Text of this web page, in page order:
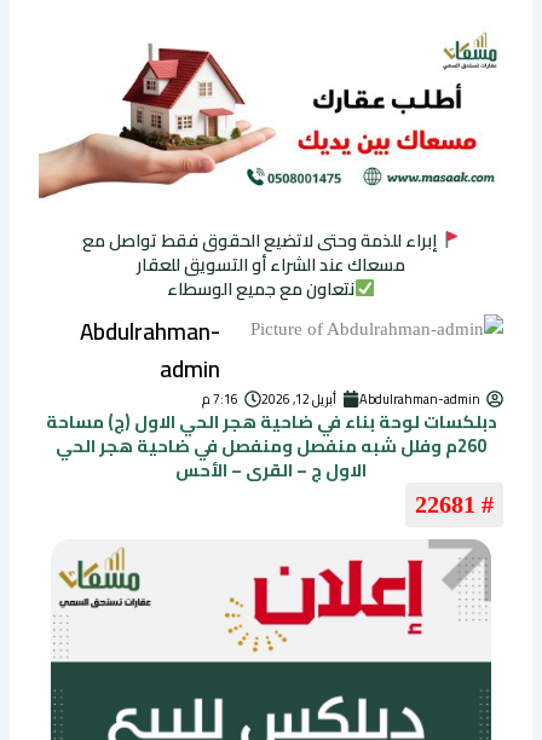
إبراء للذمة وحتى لاتضيع الحقوق فقط تواصل مع
مسعاك عند الشراء أو التسويق للعقار
نتعاون مع جميع الوسطاء
Abdulrahman-
admin
Abdulrahman-admin أبريل 12, 2026 7:16 م
دبلكسات لوحة بناء في ضاحية هجر الحي الاول (ج) مساحة
260م وفلل شبه منفصل ومنفصل في ضاحية هجر الحي
الاول ج – القرى – الأحس
# 22681